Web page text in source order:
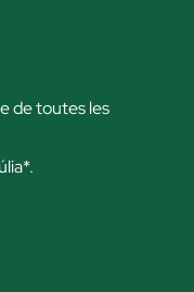
de toutes les